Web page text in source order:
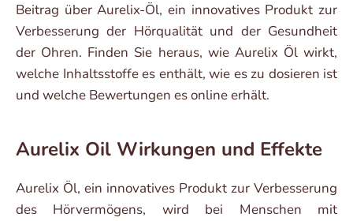
Beitrag über Aurelix-Öl, ein innovatives Produkt zur
Verbesserung der Hörqualität und der Gesundheit
der Ohren. Finden Sie heraus, wie Aurelix Öl wirkt,
welche Inhaltsstoffe es enthält, wie es zu dosieren ist
und welche Bewertungen es online erhält.
Aurelix Oil Wirkungen und Effekte
Aurelix Öl, ein innovatives Produkt zur Verbesserung
des Hörvermögens, wird bei Menschen mit